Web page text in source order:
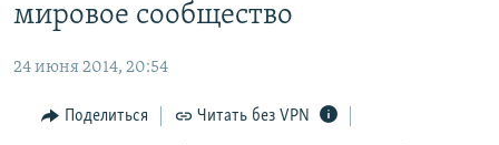
главной
Вернутся
11 ЛЕТ ОККУПАЦИИ КРЫМА. 11 ИСТОРИЙ СОПРОТИВЛЕНИЯ
ЕЩЕ
ИНТЕРАКТИВ
РАДІО СВОБОДА
мировое сообщество
24 июня 2014, 20:54
Поделиться Читать без VPN